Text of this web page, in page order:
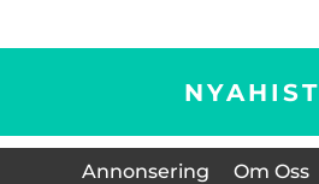
Annonsering Om Oss